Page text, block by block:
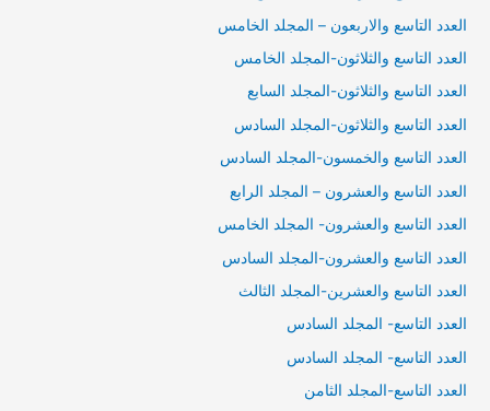
العدد التاسع والاربعون – المجلد الخامس
العدد التاسع والثلاثون-المجلد الخامس
العدد التاسع والثلاثون-المجلد السابع
العدد التاسع والثلاثون-المجلد السادس
العدد التاسع والخمسون-المجلد السادس
العدد التاسع والعشرون – المجلد الرابع
العدد التاسع والعشرون- المجلد الخامس
العدد التاسع والعشرون-المجلد السادس
العدد التاسع والعشرين-المجلد الثالث
العدد التاسع- المجلد السادس
العدد التاسع- المجلد السادس
العدد التاسع-المجلد الثامن